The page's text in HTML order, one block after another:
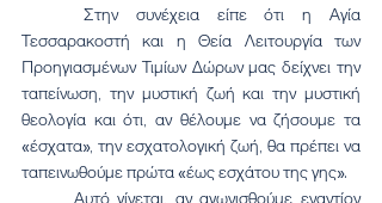
Τεσσαρακοστή και η Θεία Λειτουργία των
Προηγιασμένων Τιμίων Δώρων μας δείχνει την
ταπείνωση, την μυστική ζωή και την μυστική
θεολογία και ότι, αν θέλουμε να ζήσουμε τα
«έσχατα», την εσχατολογική ζωή, θα πρέπει να
ταπεινωθούμε πρώτα «έως εσχάτου της γης».